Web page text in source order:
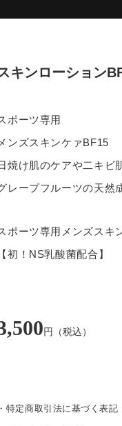
キンローション
ポーツ専用
メンズスキンケァBF15
焼け肌のケアや二キビ
レープフルーツの天然
ポーツ専用メンズスキ
【初！NS乳酸菌配合】
円（税込）
・特定商取引法に基づく表記